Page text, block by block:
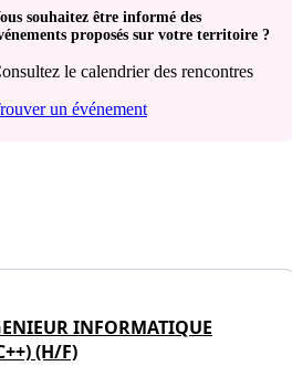
souhaitez être informé des
proposés sur votre territoire ?
le calendrier des rencontres
un événement
INFORMATIQUE
(H/F)